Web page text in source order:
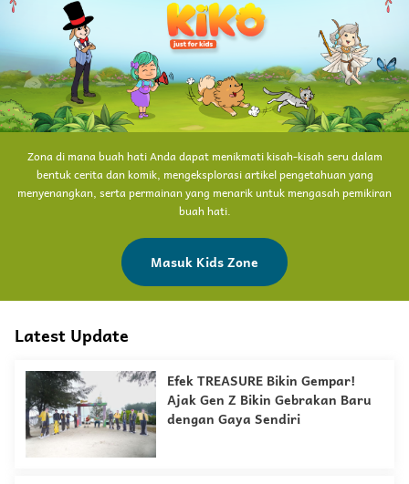
Zona di mana buah hati Anda dapat menikmati kisah-kisah seru dalam
bentuk cerita dan komik, mengeksplorasi artikel pengetahuan yang
menyenangkan, serta permainan yang menarik untuk mengasah pemikiran
buah hati.
Masuk Kids Zone
Latest Update
Efek TREASURE Bikin Gempar!
Ajak Gen Z Bikin Gebrakan Baru
dengan Gaya Sendiri